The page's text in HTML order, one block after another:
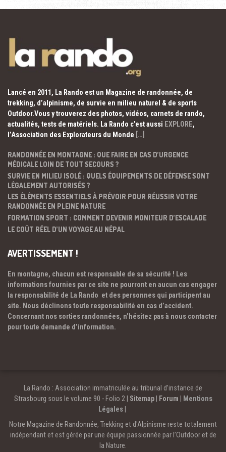
Lancé en 2011, La Rando est un Magazine de randonnée, de
trekking, d’alpinisme, de survie en milieu naturel & de sports
Outdoor.Vous y trouverez des photos, vidéos, carnets de rando,
actualités, tests de matériels. La Rando c’est aussi EXPLORE,
l’Association des Explorateurs du Monde […]
RANDONNÉE EN MONTAGNE : QUE FAIRE EN CAS D’URGENCE
MÉDICALE LOIN DE TOUT SECOURS ?
SURVIE EN MILIEU ISOLÉ : QUELS ÉQUIPEMENTS DE DÉFENSE SONT
LÉGALEMENT AUTORISÉS ?
LES ÉLÉMENTS ESSENTIELS À PRÉVOIR POUR RÉUSSIR VOTRE
RANDONNÉE EN PLEINE NATURE
FORMATION SPORT : COMMENT DEVENIR MONITEUR D’ESCALADE
LE COÛT RÉEL D’UN VOYAGE AU NÉPAL
AVERTISSEMENT !
En montagne, chacun est responsable de sa sécurité ! Les
informations fournies par ce site ne pourront en aucun cas engager
la responsabilité de La Rando et des personnes qui participent au
site. Nous déclinons toute responsabilité en cas d’accident.
Concernant nos sorties randonnées, n’hésitez pas à nous contacter
pour toute demande d’information.
La Rando : Association immatriculée au tribunal d’instance de
Strasbourg sous le volume 90 - Folio 2 | Sitemap| Forum
Mentions
Légales
Notre Magazine de Randonnée, Trekking et d'Alpinisme reste totalement
indépendant et est gérée par une équipe passionnée par l’Outdoor et de
la Nature.